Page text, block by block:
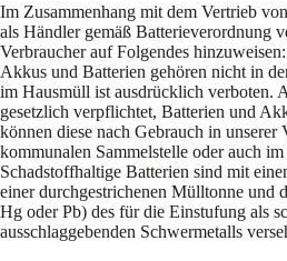
Im Zusammenhang mit dem Vertrieb
als Händler gemäß Batterieverordnung
Verbraucher auf Folgendes hinzuweisen:
Akkus und Batterien gehören nicht in
im Hausmüll ist ausdrücklich verboten.
gesetzlich verpflichtet, Batterien und
können diese nach Gebrauch in unserer
kommunalen Sammelstelle oder auch
Schadstoffhaltige Batterien sind mit
einer durchgestrichenen Mülltonne und
Hg oder Pb) des für die Einstufung als
ausschlaggebenden Schwermetalls